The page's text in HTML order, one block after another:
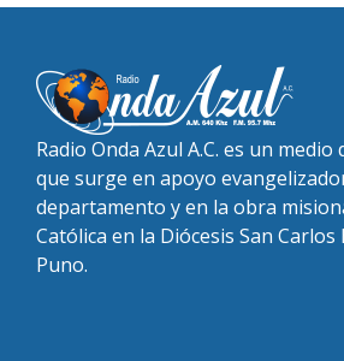
Radio Onda Azul A.C. es un medio
que surge en apoyo
departamento y en la obra
Católica en la Diócesis San
Puno.